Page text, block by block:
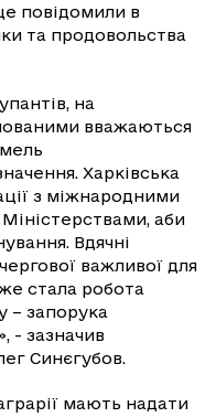
повідомили в
та продовольства
на
вважаються
Харківська
з міжнародними
аби
Вдячні
важливої для
стала робота
– запорука
- зазначив
Синєгубов.
мають надати